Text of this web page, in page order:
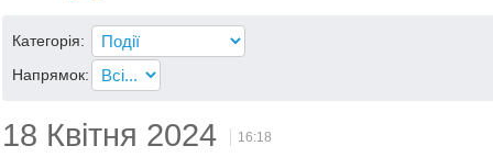
Категорія:
Напрямок:
18 Квітня 2024 16:18